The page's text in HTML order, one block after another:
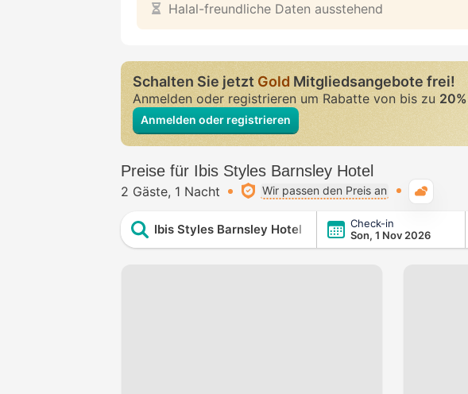
Halal-freundliche Daten ausstehend
Schalten Sie jetztGoldMitgliedsangebote frei!
Anmelden oder registrieren um Rabatte von bis zu 20%
Anmelden oder registrieren
Preise für Ibis Styles Barnsley Hotel
2 Gäste 1 Nacht Wir passen den Preis an
Ibis Styles Barnsley Hotel
Check-in
Son, 1 Nov 2026